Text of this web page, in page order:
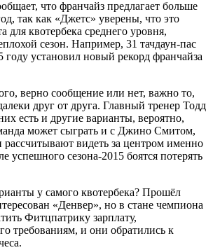
что франчайз предлагает больше
так как «Джетс» уверены, что это
для квотербека среднего уровня,
сезон. Например, 31 тачдаун-пас
установил новый рекорд франчайза
верно сообщение или нет, важно то,
друг от друга. Главный тренер Тодд
есть и другие варианты, вероятно,
может сыграть и с Джино Смитом,
рассчитывают видеть за центром именно
успешного сезона-2015 боятся потерять
у самого квотербека? Прошёл
«Денвер», но в стане чемпиона
Фитцпатрику зарплату,
требованиям, и они обратились к